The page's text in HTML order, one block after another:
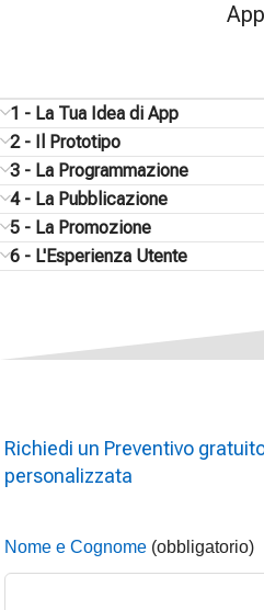
App
1 - La Tua Idea di App
2 - Il Prototipo
3 - La Programmazione
4 - La Pubblicazione
5 - La Promozione
6 - L'Esperienza Utente
Richiedi un Preventivo
personalizzata
Nome e Cognome (obbligatorio)